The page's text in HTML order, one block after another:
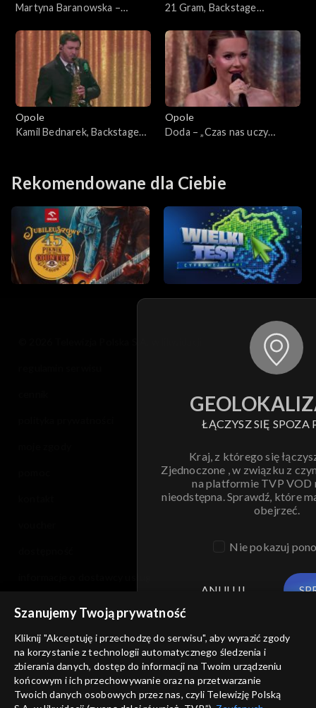
Martyna Baranowska –
„Debiuty”
21 Gram, Backstage
być”. 63. KFPP: Koncert
„Debiuty”
Opole
Kamil Bednarek, Backstage
„Debiuty”
Opole
Doda – „Czas nas uczy
Rekomendowane dla Ciebie
ŁĄCZYSZ SIĘ SPOZA
Kraj, z którego się
Zjednoczone , w związku z
na platformie TVP VOD
nieodstępna. Sprawdź, które
obejrzeć.
Nie pokazuj
ANULUJ
Szanujemy Twoją prywatność
Kliknij "Akceptuję i przechodzę do serwisu", aby wyrazić zgody
na korzystanie z technologii automatycznego śledzenia i
zbierania danych, dostęp do informacji na Twoim urządzeniu
końcowym i ich przechowywanie oraz na przetwarzanie
Twoich danych osobowych przez nas, czyli Telewizję Polską